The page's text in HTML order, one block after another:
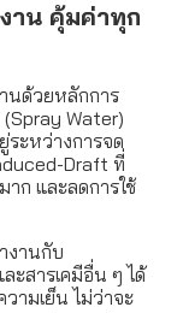
าน คุ้มค่าทุก
นด้วยหลักการ
Water)
ระหว่างการจด
Draft ที่
ก และลดการใช้
งานกับ
ะสารเคมีอื่น ๆ ได้
ามเย็น ไม่ว่าจะ